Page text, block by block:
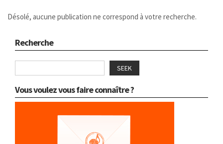
Désolé, aucune publication ne correspond à votre recherche.
Recherche
SEEK
Vous voulez vous faire connaître ?